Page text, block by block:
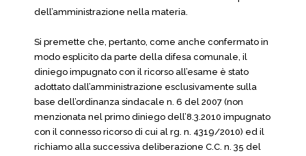
dell’amministrazione nella materia.
Si premette che, pertanto, come anche confermato in
modo esplicito da parte della difesa comunale, il
diniego impugnato con il ricorso all’esame è stato
adottato dall’amministrazione esclusivamente sulla
base dell’ordinanza sindacale n. 6 del 2007 (non
menzionata nel primo diniego dell’8.3.2010 impugnato
con il connesso ricorso di cui al rg. n. 4319/2010) ed il
richiamo alla successiva deliberazione C.C. n. 35 del